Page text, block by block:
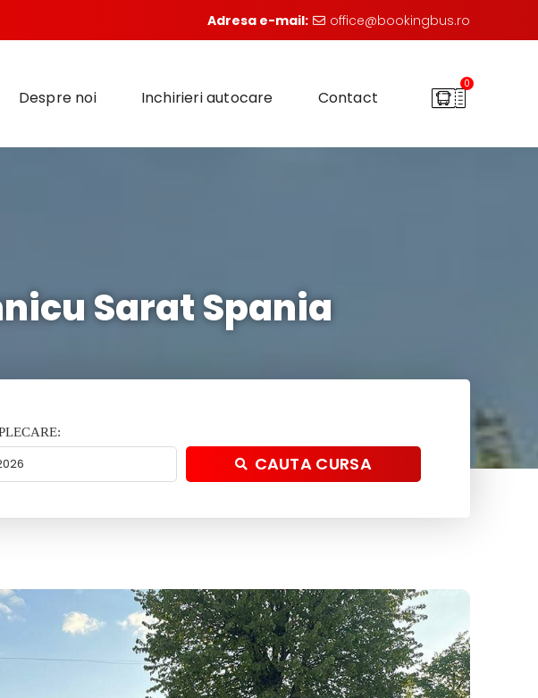
Adresa e-mail: office@bookingbus.ro
Despre noi Inchirieri autocare Contact
0
Sarat Spania
CAUTA CURSA